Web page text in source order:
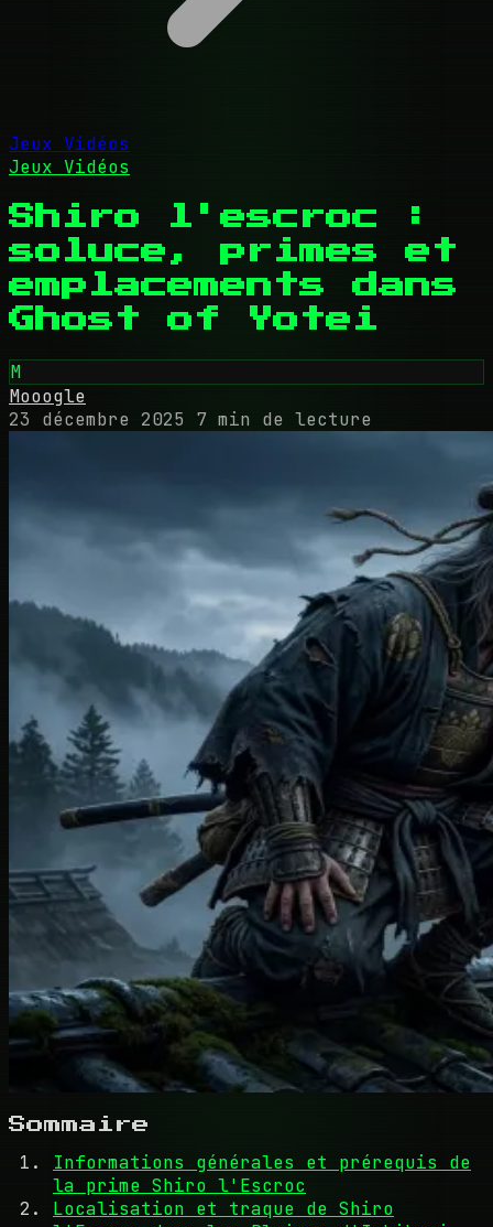
Jeux Vidéos
Jeux Vidéos
Shiro l'escroc :
soluce, primes et
emplacements dans
Ghost of Yotei
M
Mooogle
23 décembre 2025
7 min de lecture
Sommaire
Informations générales et prérequis de
la prime Shiro l'Escroc
Localisation et traque de Shiro